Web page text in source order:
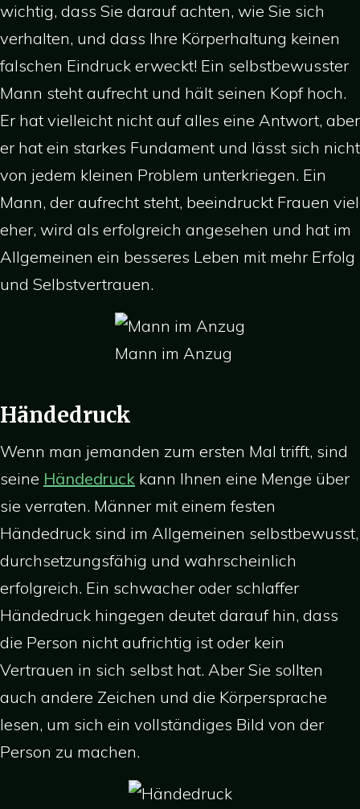
wichtig, dass Sie darauf achten, wie Sie sich
verhalten, und dass Ihre Körperhaltung keinen
falschen Eindruck erweckt! Ein selbstbewusster
Mann steht aufrecht und hält seinen Kopf hoch.
Er hat vielleicht nicht auf alles eine Antwort, aber
er hat ein starkes Fundament und lässt sich nicht
von jedem kleinen Problem unterkriegen. Ein
Mann, der aufrecht steht, beeindruckt Frauen viel
eher, wird als erfolgreich angesehen und hat im
Allgemeinen ein besseres Leben mit mehr Erfolg
und Selbstvertrauen.
Mann im Anzug
Händedruck
Wenn man jemanden zum ersten Mal trifft, sind
seine Händedruck kann Ihnen eine Menge über
sie verraten. Männer mit einem festen
Händedruck sind im Allgemeinen selbstbewusst,
durchsetzungsfähig und wahrscheinlich
erfolgreich. Ein schwacher oder schlaffer
Händedruck hingegen deutet darauf hin, dass
die Person nicht aufrichtig ist oder kein
Vertrauen in sich selbst hat. Aber Sie sollten
auch andere Zeichen und die Körpersprache
lesen, um sich ein vollständiges Bild von der
Person zu machen.